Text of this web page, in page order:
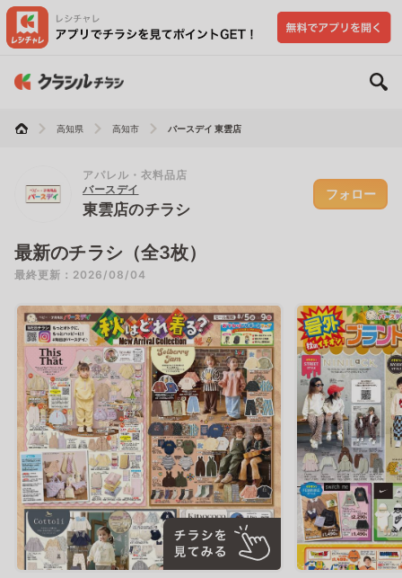
高知県 高知市 バースデイ 東雲店
アパレル・衣料品店
バースデイ
東雲店のチラシ
フォロー
最新のチラシ（全3枚）
最終更新：2026/08/04